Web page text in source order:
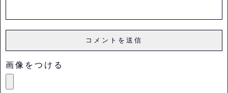
画像をつける